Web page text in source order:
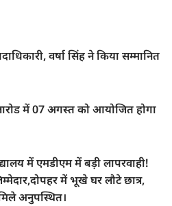
वर्षा सिंह ने किया सम्मानित
में 07 अगस्त को आयोजित होगा
में एमडीएम में बड़ी लापरवाही!
में भूखे घर लौटे छात्र,
अनुपस्थित।